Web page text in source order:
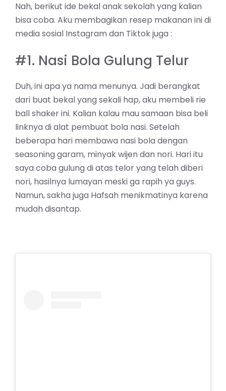
Nah, berikut ide bekal anak sekolah yang kalian
bisa coba. Aku membagikan resep makanan ini di
media sosial Instagram dan Tiktok juga :
#1. Nasi Bola Gulung Telur
Duh, ini apa ya nama menunya. Jadi berangkat
dari buat bekal yang sekali hap, aku membeli rie
ball shaker ini. Kalian kalau mau samaan bisa beli
linknya di alat pembuat bola nasi. Setelah
beberapa hari membawa nasi bola dengan
seasoning garam, minyak wijen dan nori. Hari itu
saya coba gulung di atas telor yang telah diberi
nori, hasilnya lumayan meski ga rapih ya guys.
Namun, sakha juga Hafsah menikmatinya karena
mudah disantap.